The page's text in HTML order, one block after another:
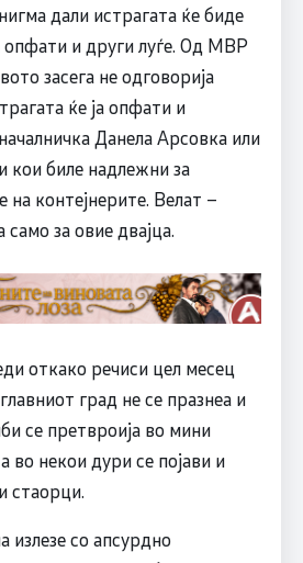
дали истрагата ќе биде
опфати и други луѓе. Од МВР
засега не одговорија
ќе ја опфати и
Данела Арсовка или
кои биле надлежни за
контејнерите. Велат –
само за овие двајца.
откако речиси цел месец
град не се празнеа и
се претвроија во мини
во некои дури се појави и
стаорци.
излезе со апсурдно